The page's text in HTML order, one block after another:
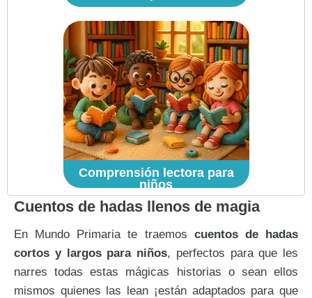
Comprensión lectora para
niños
Cuentos de hadas llenos de magia
En Mundo Primaria te traemos cuentos de hadas
cortos y largos para niños, perfectos para que les
narres todas estas mágicas historias o sean ellos
mismos quienes las lean ¡están adaptados para que